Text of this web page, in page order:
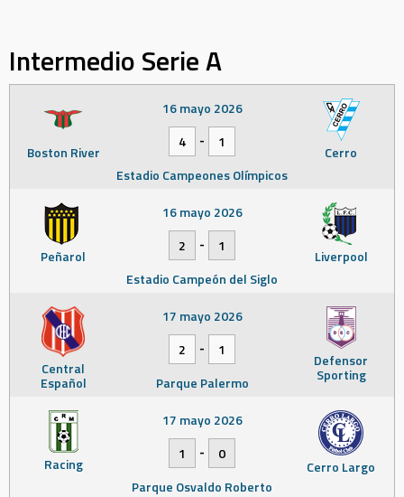
Intermedio Serie A
Boston River Cerro
16 mayo 2026
4
-
1
Estadio Campeones Olímpicos
Peñarol Liverpool
16 mayo 2026
2
-
1
Estadio Campeón del Siglo
Central
Español
Defensor
Sporting
17 mayo 2026
2
-
1
Parque Palermo
Racing Cerro Largo
17 mayo 2026
1
-
0
Parque Osvaldo Roberto